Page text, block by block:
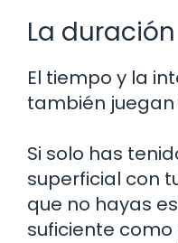
La
El tiempo y la
también
Si solo has
superficial con
que no hayas
suficiente